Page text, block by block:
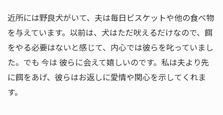
近所には野良犬がいて、夫は毎日ビスケットや他の食べ物
を与えています。以前は、犬はただ吠えるだけなので、餌
をやる必要はないと感じて、内心では彼らを叱っていまし
た。でも 今は 彼らに会えて嬉しいのです。私は夫より先
に餌をあげ、彼らはお返しに愛情や関心を示してくれま
す。